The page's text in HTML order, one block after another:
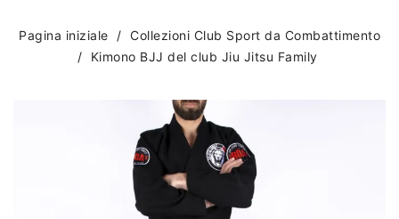
Pagina iniziale
Collezioni Club Sport da Combattimento
Kimono BJJ del club Jiu Jitsu Family